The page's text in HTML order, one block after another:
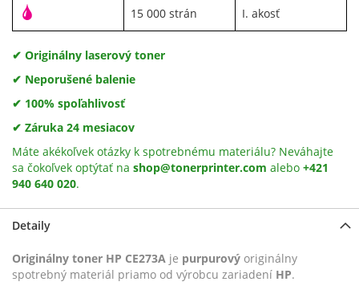
15 000 strán I. akosť
✔ Originálny laserový toner
✔ Neporušené balenie
✔ 100% spoľahlivosť
✔ Záruka 24 mesiacov
Máte akékoľvek otázky k spotrebnému materiálu? Neváhajte
sa čokoľvek optýtať na shop@tonerprinter.com alebo +421
940 640 020.
Detaily
Originálny toner HP CE273A je purpurový originálny
spotrebný materiál priamo od výrobcu zariadení HP.